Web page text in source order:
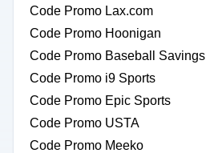
Code Promo Lax.com
Code Promo Hoonigan
Code Promo Baseball Savings
Code Promo i9 Sports
Code Promo Epic Sports
Code Promo USTA
Code Promo Meeko